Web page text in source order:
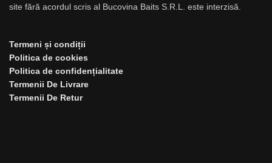
site fără acordul scris al Bucovina Baits S.R.L. este interzisă.
Termeni și condiții
Politica de cookies
Politica de confidențialitate
Termenii De Livrare
Termenii De Retur